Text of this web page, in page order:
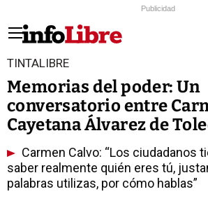
Publicidad
TINTALIBRE
Memorias del poder: Un
conversatorio entre
Cayetana Álvarez de
Carmen Calvo: “Los ciudadanos
saber realmente quién eres tú,
palabras utilizas, por cómo hablas”